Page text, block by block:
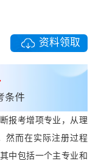
资料领取
报考增项专业，从理
然而在实际注册过程
中包括一个主专业和